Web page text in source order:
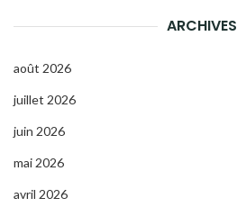
ARCHIVES
août 2026
juillet 2026
juin 2026
mai 2026
avril 2026